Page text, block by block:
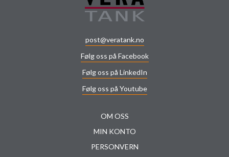
post@veratank.no
Følg oss på Facebook
Følg oss på LinkedIn
Følg oss på Youtube
OM OSS
MIN KONTO
PERSONVERN